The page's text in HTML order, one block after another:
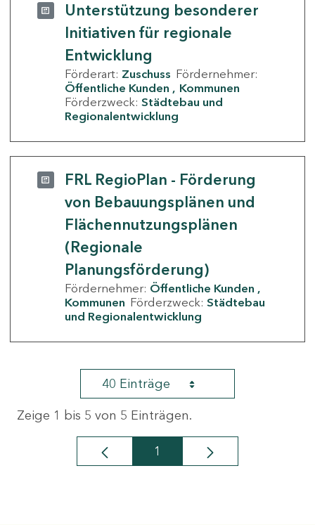
Unterstützung besonderer
Initiativen für regionale
Entwicklung
Förderart: Zuschuss Fördernehmer:
Öffentliche Kunden
Kommunen
Förderzweck: Städtebau und
Regionalentwicklung
FRL RegioPlan - Förderung
von Bebauungsplänen und
Flächennutzungsplänen
(Regionale
Planungsförderung)
Fördernehmer: Öffentliche Kunden
Kommunen Förderzweck: Städtebau
und Regionalentwicklung
40 Einträge
Zeige 1 bis 5 von 5 Einträgen.
Seite
1